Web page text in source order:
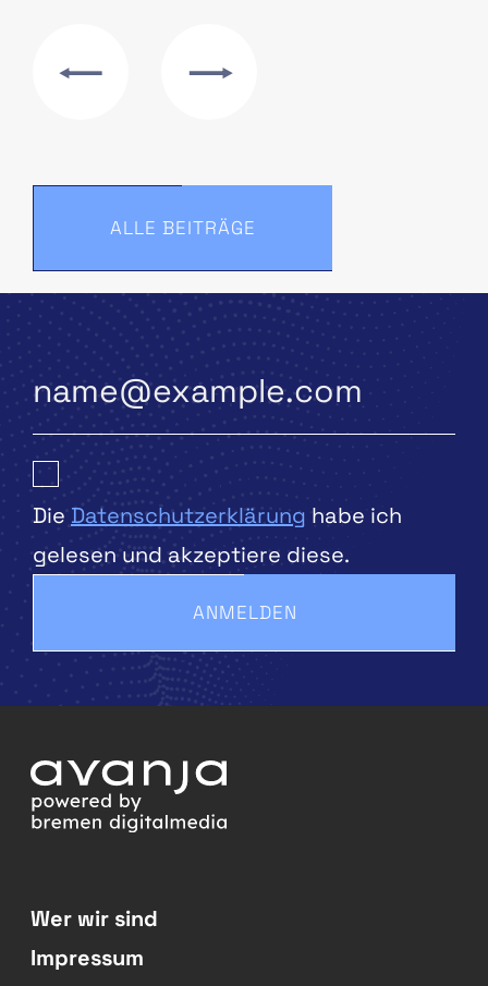
ALLE BEITRÄGE
Die Datenschutzerklärung habe ich
gelesen und akzeptiere diese.
ANMELDEN
Wer wir sind
Impressum